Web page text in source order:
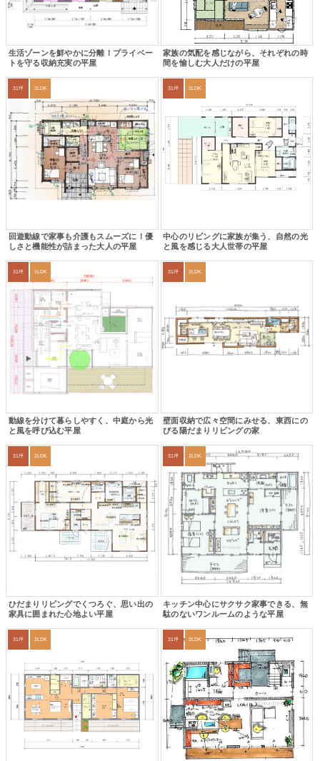
生活ゾーンを鮮やかに分離！プライベー
トを守る収納充実の平屋
家族の気配を感じながら、それぞれの時
間を愉しむ大人だけの平屋
31坪 3LDK
回遊動線で家事も介護もスムーズに！優
しさと機能性が詰まった大人の平屋
31坪 3LDK
中心のリビングに家族が集う、自然の光
と風を感じる大人世帯の平屋
31坪 1LDK
動線を分けて暮らしやすく、中庭から光
と風を呼び込む平屋
31坪 2LDK
壁面収納で広々空間にみせる、東西にの
びる陽だまりリビングの家
31坪 2LDK
ひだまりリビングでくつろぐ、思い出の
家具に囲まれた心地よい平屋
31坪 2LDK
キッチン中心にサクサク家事できる、無
駄のないワンルームのような平屋
31坪 2LDK 31坪 2LDK